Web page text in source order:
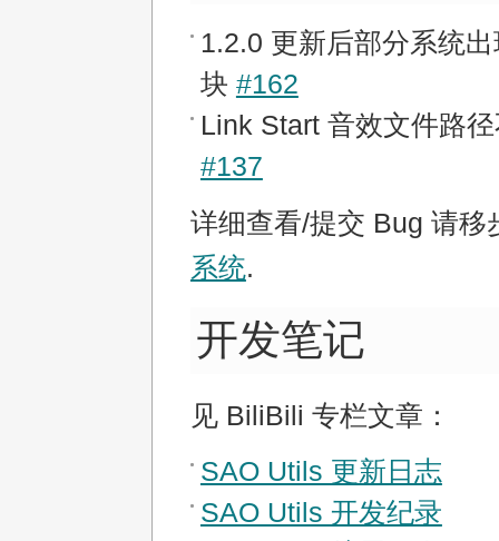
1.2.0 更新后部分系统
块 #162
Link Start 音效文件路
#137
详细查看/提交 Bug 请
系统.
开发笔记
见 BiliBili 专栏文章：
SAO Utils 更新日志
SAO Utils 开发纪录